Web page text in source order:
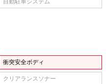
自動駐車システム
衝突安全ボディ
クリアランスソナー